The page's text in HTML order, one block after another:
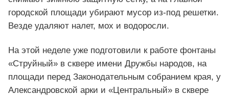
городской площади убирают мусор из-под решетки.
Везде удаляют налет, мох и водоросли.
На этой неделе уже подготовили к работе фонтаны
«Струйный» в сквере имени Дружбы народов, на
площади перед Законодательным собранием края, у
Александровской арки и «Центральный» в сквере